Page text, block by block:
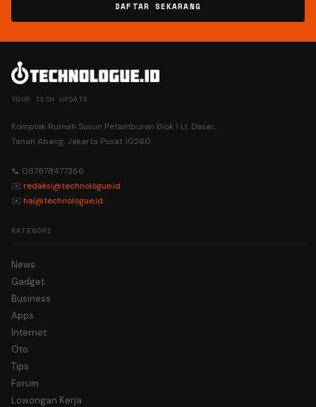
DAFTAR SEKARANG
YOUR TECH UPDATE
Komplek Rumah Susun Petamburan Blok 1 Lt. Dasar,
Tanah Abang, Jakarta Pusat 10260
📞 087878477366
✉️ redaksi@technologue.id
✉️ hai@technologue.id
KATEGORI
News
Gadget
Business
Apps
Internet
Oto
Tips
Forum
Lowongan Kerja